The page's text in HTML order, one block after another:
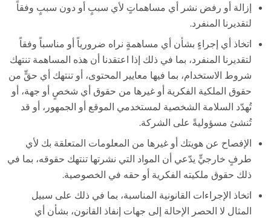
إزالة أو رفض نشر أي مساهماتٍ لأي سببٍ أو دون سببٍ وفقاً
لتقديرنا المنفرد.
اتخاذ أي إجراءٍ بشأن أي مساهمةٍ نراه ضرورياً أو مناسباً وفقاً
لتقديرنا المنفرد، بما في ذلك إذا اعتقدنا أن هذه المساهمة تنتهك
شروط الاستخدام، بما فيها معايير المحتوى، أو تنتهك أي حقٍّ من
حقوق الملكية الفكرية أو غيرها من حقوق أي شخصٍ أو جهة، أو
تُهدّد السلامة الشخصية لمستخدمي الموقع أو الجمهور، أو قد
تُنشئ مسؤوليةً على الشركة.
الإفصاح عن هويتك أو غيرها من المعلومات المتعلقة بك لأي
طرفٍ خارجيٍّ يدّعي أن المواد التي نشرتها تنتهك حقوقه، بما في
ذلك حقوق ملكيته الفكرية أو حقه في الخصوصية.
اتخاذ الإجراءات القانونية المناسبة، بما في ذلك على سبيل
المثال لا الحصر الإحالة إلى جهات إنفاذ القانون، بشأن أي